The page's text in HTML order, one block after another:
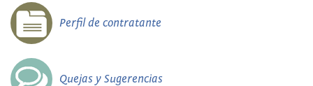
Perfil de contratante
Quejas y Sugerencias